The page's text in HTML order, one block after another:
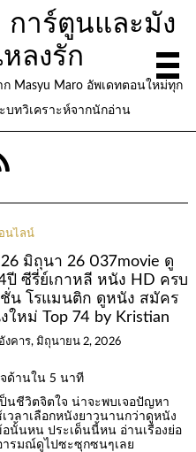
การ์ตูนและมัง
ลงรัก
Masyu Maro อัพเดทตอนใหม่ทุก
ทวิเคราะห์จากนักอ่าน
นไลน์
มิถุนา 26 037movie ดู
ซีรี่ย์เกาหลี หนัง HD ครบ
น โรแมนติก ดูหนัง สมัคร
หม่ Top 74 by Kristian
งคาร, มิถุนายน 2, 2026
จด้านใน 5 นาที
นชีวิตจิตใจ น่าจะพบเจอปัญหา
วลาเลือกหนังยาวนานกว่าดูหนัง
นั้นหน ประเด็นนี้หน อ่านเรื่องย่อ
ารมณ์ดูไปซะซุกซนๆเลย